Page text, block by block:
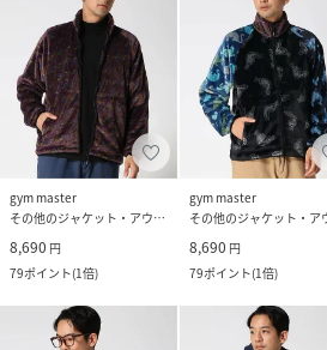
gym master
その他のジャケット・アウター
8,690 円
79ポイント(1倍)
gym master
8,690 円
79ポイント(1倍)